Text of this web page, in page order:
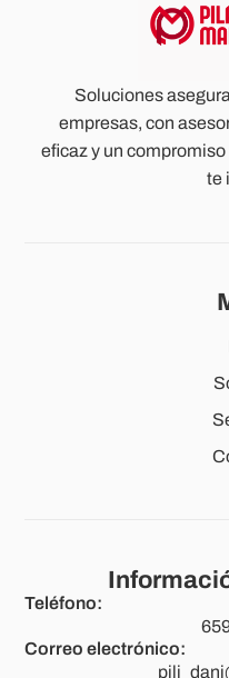
Soluciones
empresas, con
eficaz y un
te
Teléfono:
Correo electrónico: